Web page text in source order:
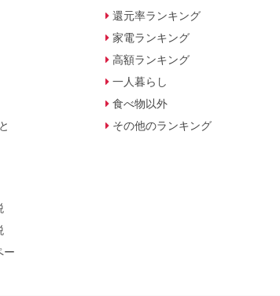
ー
還元率ランキング
家電ランキング
高額ランキング
一人暮らし
食べ物以外
その他のランキング